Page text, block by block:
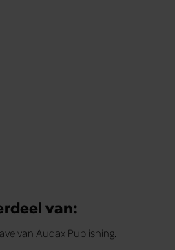
van:
van Audax Publishing.